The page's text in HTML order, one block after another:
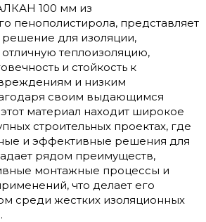
100 мм из
пенополистирола, представляет
для изоляции,
теплоизоляцию,
и стойкость к
и низким
своим выдающимся
материал находит широкое
строительных проектах, где
и эффективные решения для
рядом преимуществ,
монтажные процессы и
что делает его
среди жестких изоляционных